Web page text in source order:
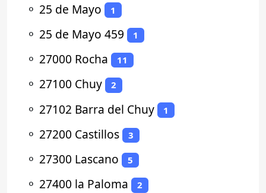
⚬ 25 de Mayo 1
⚬ 25 de Mayo 459 1
⚬ 27000 Rocha 11
⚬ 27100 Chuy 2
⚬ 27102 Barra del Chuy 1
⚬ 27200 Castillos 3
⚬ 27300 Lascano 5
⚬ 27400 la Paloma 2